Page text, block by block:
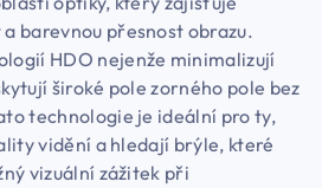
barevnou přesnost obrazu.
HDO nejenže minimalizují
široké pole zorného pole bez
technologie je ideální pro ty,
vidění a hledají brýle, které
vizuální zážitek při